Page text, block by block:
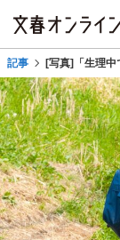
記事 [写真]「生理